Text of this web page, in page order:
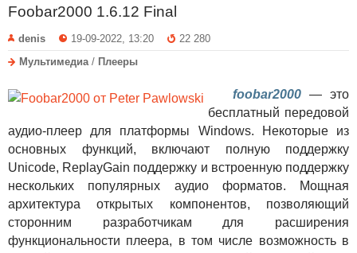
Foobar2000 1.6.12 Final
denis 19-09-2022, 13:20
22 280
Мультимедиа/ Плееры
foobar2000 — это
бесплатный передовой
аудио-плеер для платформы Windows. Некоторые из
основных функций, включают полную поддержку
Unicode, ReplayGain поддержку и встроенную поддержку
нескольких популярных аудио форматов. Мощная
архитектура открытых компонентов, позволяющий
сторонним разработчикам для расширения
функциональности плеера, в том числе возможность в